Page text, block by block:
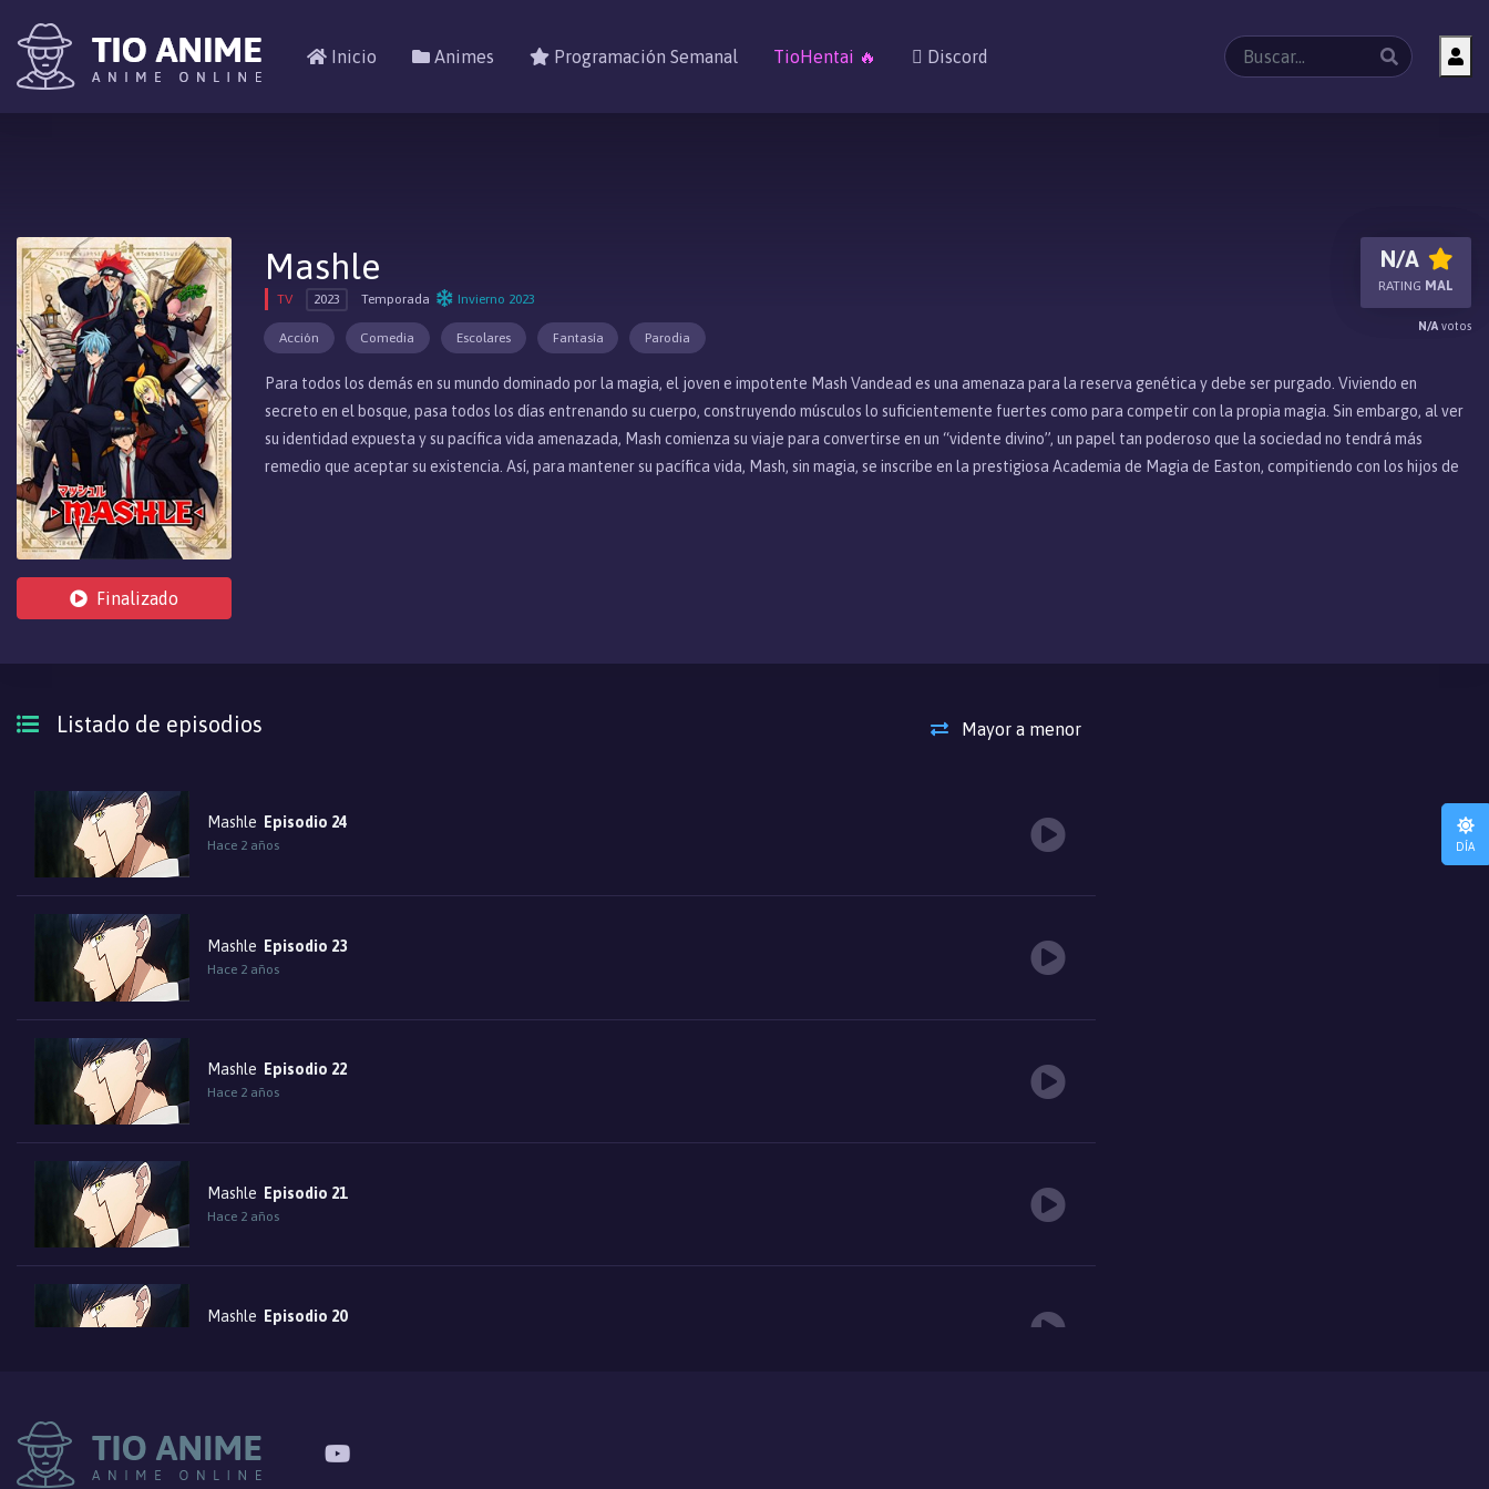
Inicio Animes Programación Semanal TioHentai 🔥 Discord
Finalizado
Mashle
TV 2023 Temporada Invierno 2023
Acción Comedia Escolares Fantasía Parodia
Para todos los demás en su mundo dominado por la magia, el joven e impotente Mash Vandead es una amenaza para la reserva genética y debe ser purgado. Viviendo en
secreto en el bosque, pasa todos los días entrenando su cuerpo, construyendo músculos lo suficientemente fuertes como para competir con la propia magia. Sin embargo, al ver
su identidad expuesta y su pacífica vida amenazada, Mash comienza su viaje para convertirse en un “vidente divino”, un papel tan poderoso que la sociedad no tendrá más
remedio que aceptar su existencia. Así, para mantener su pacífica vida, Mash, sin magia, se inscribe en la prestigiosa Academia de Magia de Easton, compitiendo con los hijos de
N/A
RATING MAL
N/A votos
Listado de episodios Mayor a menor
Mashle Episodio 24
Hace 2 años
Mashle Episodio 23
Hace 2 años
Mashle Episodio 22
Hace 2 años
Mashle Episodio 21
Hace 2 años
Mashle Episodio 20
Mashle
Hace 2 años
DÍA